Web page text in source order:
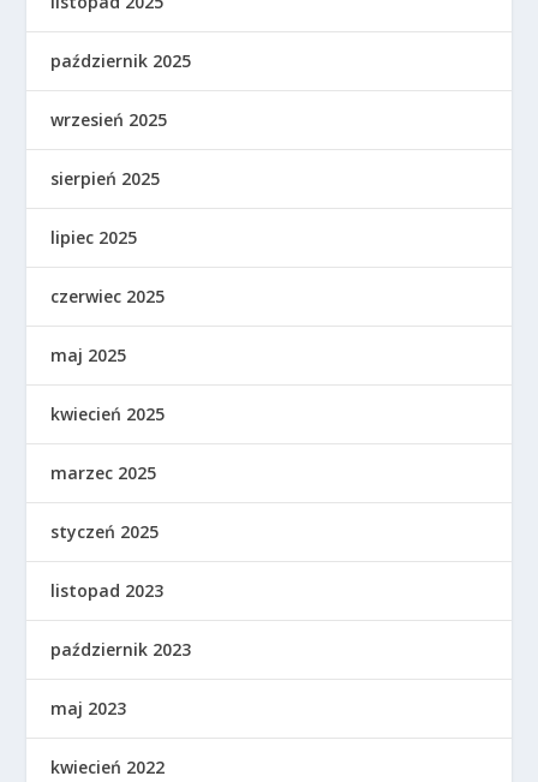
październik 2025
wrzesień 2025
sierpień 2025
lipiec 2025
czerwiec 2025
maj 2025
kwiecień 2025
marzec 2025
styczeń 2025
listopad 2023
październik 2023
maj 2023
kwiecień 2022